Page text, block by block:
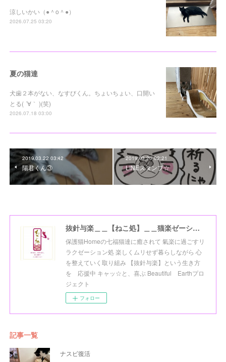
涼しいかい（●＾o＾●）
2026.07.25 03:20
夏の猫達
犬歯２本がない、なすびくん。ちょいちょい、口開い
とる( ´∀｀ )(笑)
2026.07.18 03:00
2019.03.22 03:42
陽君くん③
2019.03.20 02:21
LINEスタンプ☆
抜針与楽＿＿【ねこ処】＿＿猫楽ゼーションHome☆
保護猫Homeの七福猫達に癒されて 氣楽に過ごすリ
ラクゼーション処 楽しくムリせず暮らしながら 心
を整えていく取り組み 【抜針与楽】という生き方
を 応援中 キャッ☆と、喜ぶ Beautiful Earthプロ
ジェクト
フォロー
記事一覧
ナスビ復活